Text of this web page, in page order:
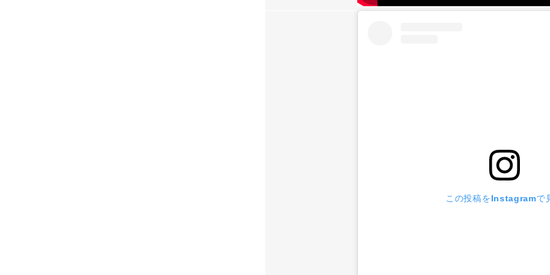
この投稿をInstagramで